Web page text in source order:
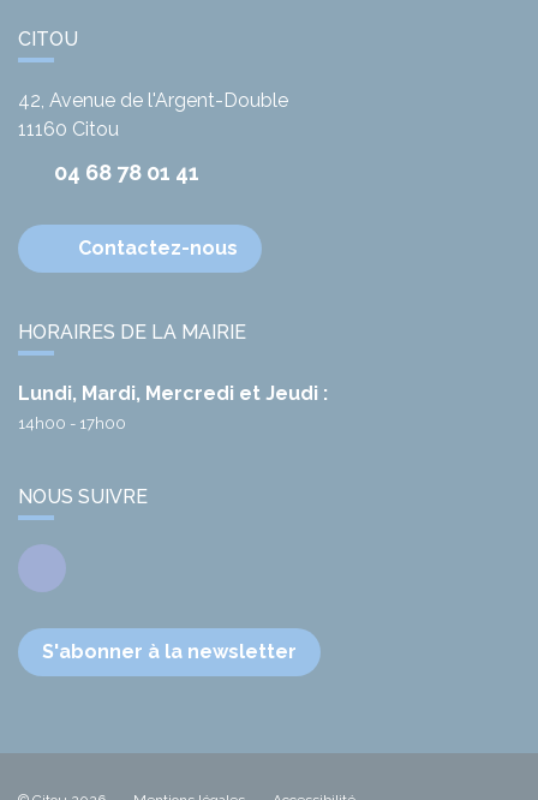
CITOU
42, Avenue de l'Argent-Double
11160 Citou
04 68 78 01 41
Contactez-nous
HORAIRES DE LA MAIRIE
Lundi, Mardi, Mercredi et Jeudi :
14h00 - 17h00
NOUS SUIVRE
Facebook
S'abonner à la newsletter